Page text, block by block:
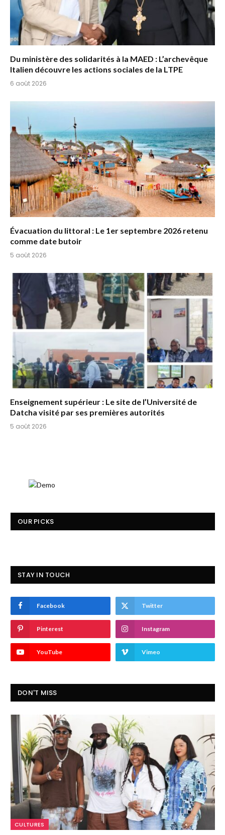
Du ministère des solidarités à la MAED : L’archevêque
Italien découvre les actions sociales de la LTPE
6 août 2026
Évacuation du littoral : Le 1er septembre 2026 retenu
comme date butoir
5 août 2026
Enseignement supérieur : Le site de l’Université de
Datcha visité par ses premières autorités
5 août 2026
OUR PICKS
STAY IN TOUCH
Facebook Twitter
Pinterest Instagram
YouTube Vimeo
DON'T MISS
CULTURES